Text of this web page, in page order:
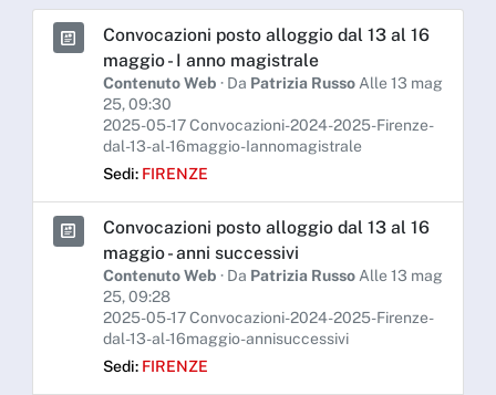
Convocazioni posto alloggio dal 13 al 16
maggio - I anno magistrale
Contenuto Web · Da Patrizia Russo Alle 13 mag
25, 09:30
2025-05-17 Convocazioni-2024-2025-Firenze-
dal-13-al-16maggio-Iannomagistrale
Sedi: FIRENZE
Convocazioni posto alloggio dal 13 al 16
maggio - anni successivi
Contenuto Web · Da Patrizia Russo Alle 13 mag
25, 09:28
2025-05-17 Convocazioni-2024-2025-Firenze-
dal-13-al-16maggio-annisuccessivi
Sedi: FIRENZE